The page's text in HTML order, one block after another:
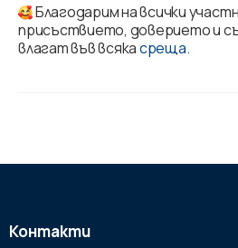
Благодарим на всички
присъствието, доверието и
влагат във всякасреща.
Контакти